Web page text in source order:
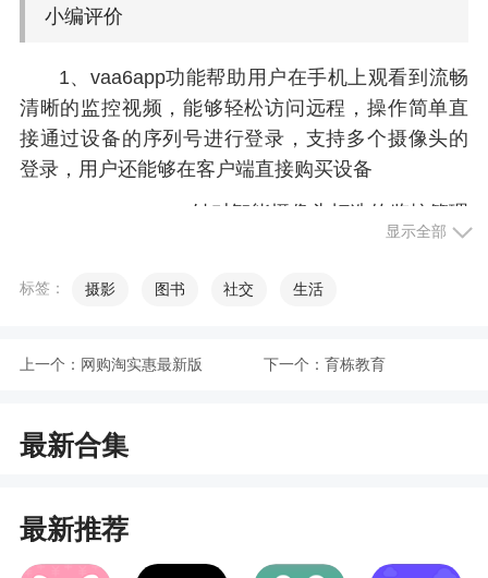
小编评价
1、vaa6app功能帮助用户在手机上观看到流畅
清晰的监控视频，能够轻松访问远程，操作简单直
接通过设备的序列号进行登录，支持多个摄像头的
登录，用户还能够在客户端直接购买设备
2、VAA6app，针对智能摄像头打造的监控管理
平台，智能控制监控摄像头，轻松查看监控视频，
配套产品
轻松连接同型号产品，进行安防工作，远程的视频
都相当的完备，绝对是你的小店或是大型商超，必
更新日志
显示全部
标签： 摄影 图书 社交 生活
上一个： 网购淘实惠最新版 下一个： 育栋教育
最新合集
最新推荐